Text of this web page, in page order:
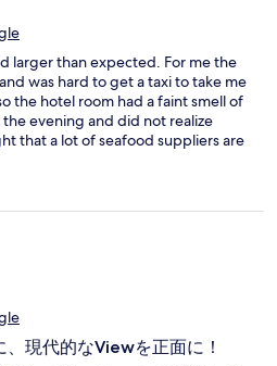
larger than expected. For me the
was hard to get a taxi to take me
the hotel room had a faint smell of
evening and did not realize
that a lot of seafood suppliers are
smell just overpowers.
現代的なViewを正面に！